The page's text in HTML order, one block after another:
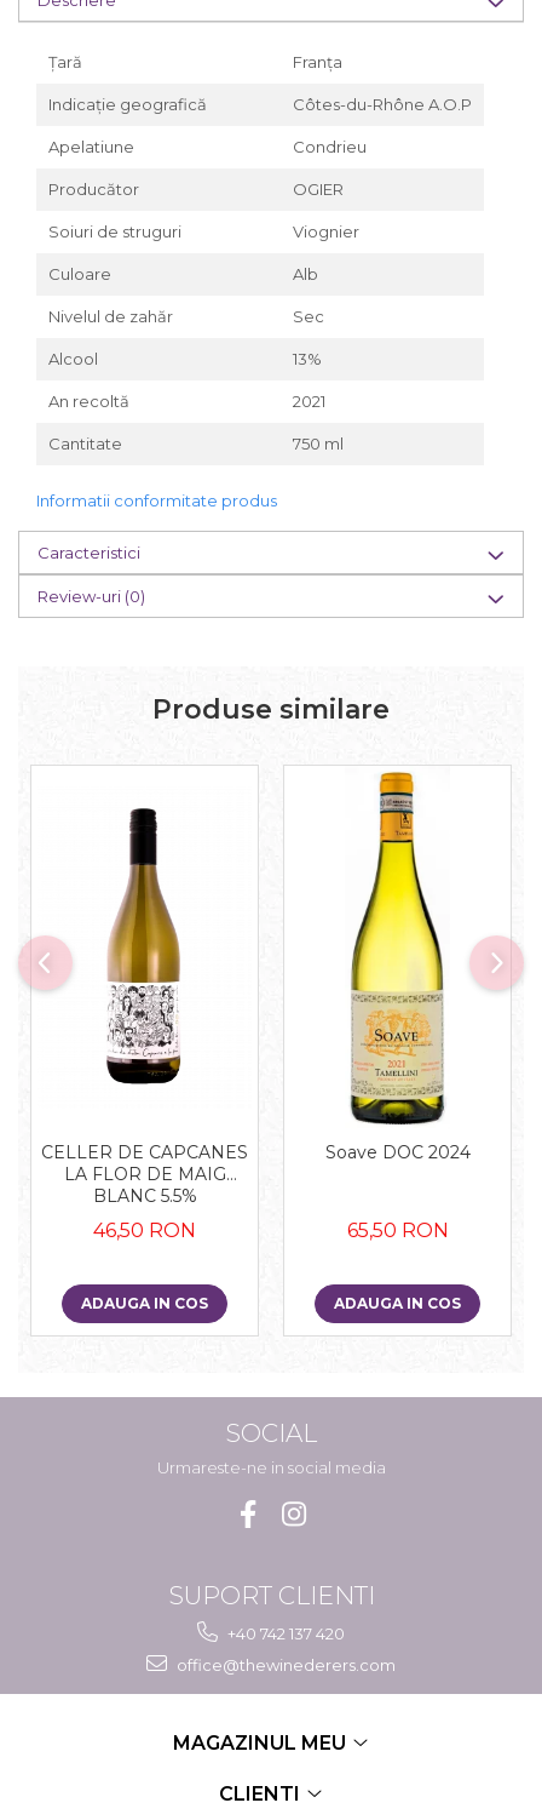
Țară Franța
Indicație geografică Côtes-du-Rhône A.O.P
Apelatiune Condrieu
Producător OGIER
Soiuri de struguri Viognier
Culoare Alb
Nivelul de zahăr Sec
Alcool 13%
An recoltă 2021
Cantitate 750 ml
Informatii conformitate produs
Caracteristici
Review-uri (0)
Produse similare
CELLER DE CAPCANES
LA FLOR DE MAIG
BLANC 5.5%
46,50 RON
ADAUGA IN COS
Soave DOC 2024
65,50 RON
ADAUGA IN COS
SOCIAL
Urmareste-ne in social media
SUPORT CLIENTI
+40 742 137 420
office@thewinederers.com
MAGAZINUL MEU
CLIENTI